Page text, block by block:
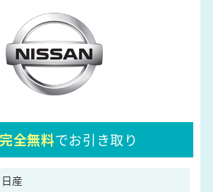
全無料でお引き取り
日産